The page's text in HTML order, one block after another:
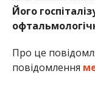
Його
Про це
повідомлення